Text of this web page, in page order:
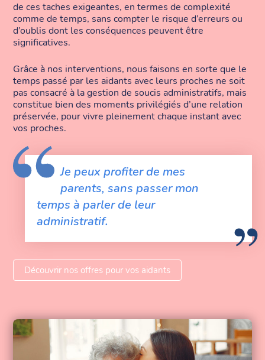
de ces taches exigeantes, en termes de complexité
comme de temps, sans compter le risque d’erreurs ou
d’oublis dont les conséquences peuvent être
significatives.
Grâce à nos interventions, nous faisons en sorte que le
temps passé par les aidants avec leurs proches ne soit
pas consacré à la gestion de soucis administratifs, mais
constitue bien des moments privilégiés d’une relation
préservée, pour vivre pleinement chaque instant avec
vos proches.
Je peux profiter de mes
parents, sans passer mon
temps à parler de leur
administratif.
Découvrir nos offres pour vos aidants